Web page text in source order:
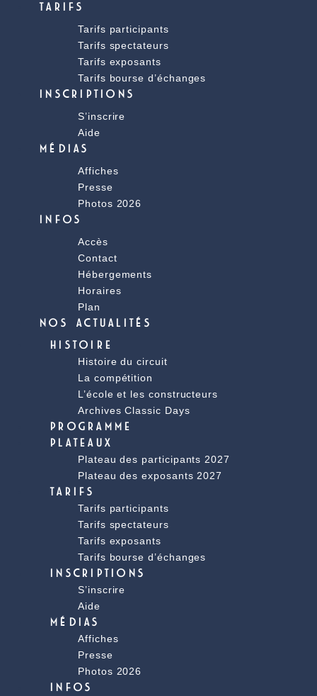
TARIFS
Tarifs participants
Tarifs spectateurs
Tarifs exposants
Tarifs bourse d’échanges
INSCRIPTIONS
S’inscrire
Aide
MÉDIAS
Affiches
Presse
Photos 2026
INFOS
Accès
Contact
Hébergements
Horaires
Plan
NOS ACTUALITÉS
HISTOIRE
Histoire du circuit
La compétition
L’école et les constructeurs
Archives Classic Days
PROGRAMME
PLATEAUX
Plateau des participants 2027
Plateau des exposants 2027
TARIFS
Tarifs participants
Tarifs spectateurs
Tarifs exposants
Tarifs bourse d’échanges
INSCRIPTIONS
S’inscrire
Aide
MÉDIAS
Affiches
Presse
Photos 2026
INFOS